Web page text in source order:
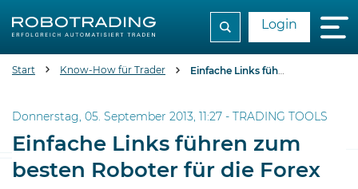
Login
Start Know-How für Trader Einfache Links führen zum besten Roboter für die Forex
Donnerstag, 05. September 2013, 11:27 - TRADING TOOLS
Einfache Links führen zum
besten Roboter für die Forex